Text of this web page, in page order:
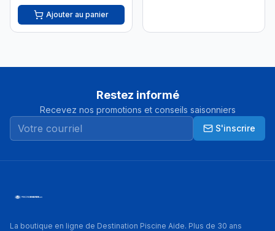
Ajouter au panier
Restez informé
Recevez nos promotions et conseils saisonniers
S'inscrire
La boutique en ligne de Destination Piscine Aide. Plus de 30 ans